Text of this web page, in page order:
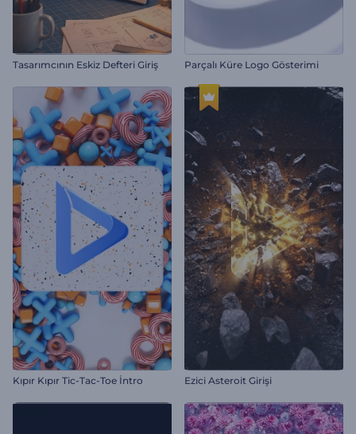
Tasarımcının Eskiz Defteri Giriş Parçalı Küre Logo Gösterimi
Kıpır Kıpır Tic-Tac-Toe İntro Ezici Asteroit Girişi